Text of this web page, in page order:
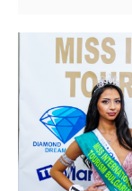
текстил?